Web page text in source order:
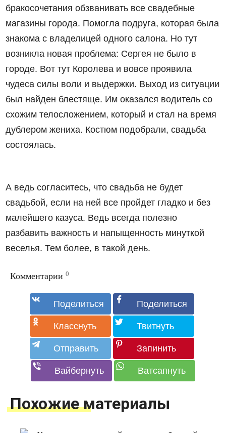
бракосочетания обзванивать все свадебные
магазины города. Помогла подруга, которая была
знакома с владелицей одного салона. Но тут
возникла новая проблема: Сергея не было в
городе. Вот тут Королева и вовсе проявила
чудеса силы воли и выдержки. Выход из ситуации
был найден блестяще. Им оказался водитель со
схожим телосложением, который и стал на время
дублером жениха. Костюм подобрали, свадьба
состоялась.
А ведь согласитесь, что свадьба не будет
свадьбой, если на ней все пройдет гладко и без
малейшего казуса. Ведь всегда полезно
разбавить важность и напыщенность минуткой
веселья. Тем более, в такой день.
Комментарии 0
Похожие материалы